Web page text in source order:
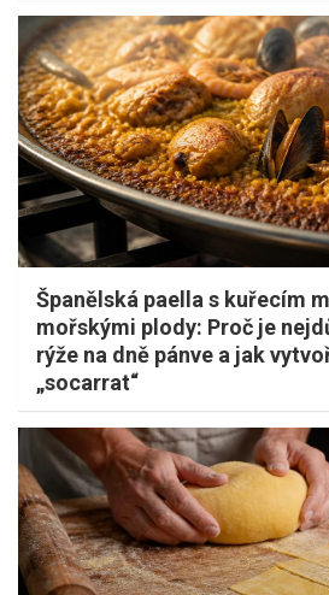
Španělská paella s kuřecím
mořskými plody: Proč je
rýže na dně pánve a jak
„socarrat“